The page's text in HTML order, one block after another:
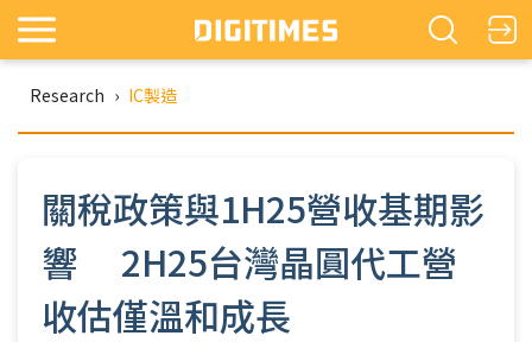
Research › IC製造
關稅政策與1H25營收基期影
響 2H25台灣晶圓代工營
收估僅溫和成長